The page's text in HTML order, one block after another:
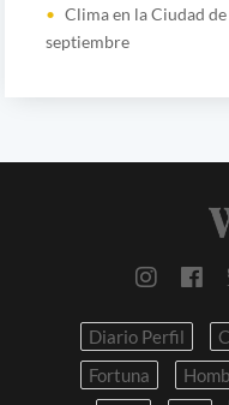
Clima en la Ciudad
septiembre
Diario Perfil
Fortuna